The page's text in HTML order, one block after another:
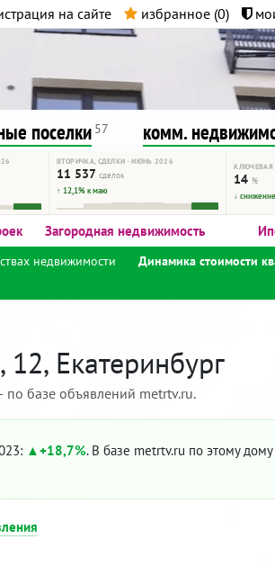
на сайте избранное (0)
поселки 57 комм.
ВТОРИЧКА, СДЕЛКИ · ИЮНЬ 2026
11 537 сделок
↑ 12,1% к маю
КЛЮЧЕВАЯ
14%
↓ снижение
Загородная недвижимость
недвижимости
Динамика стоимости
Екатеринбург
базе объявлений metrtv.ru.
+18,7%. В базе metrtv.ru по этому